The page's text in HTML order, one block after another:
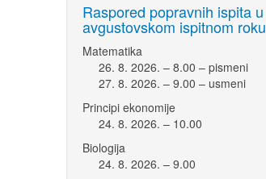
Raspored popravnih ispita u
avgustovskom ispitnom roku
Matematika
26. 8. 2026. – 8.00 – pismeni
27. 8. 2026. – 9.00 – usmeni
Principi ekonomije
24. 8. 2026. – 10.00
Biologija
24. 8. 2026. – 9.00